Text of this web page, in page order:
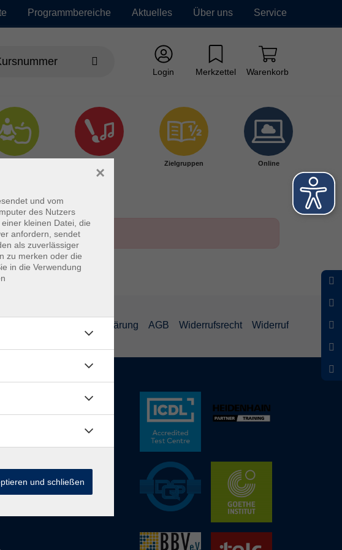
Programmbereiche Aktuelles Über uns Service
Login Merkzettel Warenkorb
Zielgruppen Online
Datenschutzerklärung AGB Widerrufsrecht Widerruf
und vom
des Nutzers
kleinen Datei, die
anfordern, sendet
als zuverlässiger
zu merken oder die
in die Verwendung
×
und schließen